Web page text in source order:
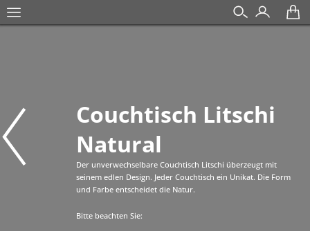
Couchtisch Litschi
Natural
Der unverwechselbare Couchtisch Litschi überzeugt mit
seinem edlen Design. Jeder Couchtisch ein Unikat. Die Form
und Farbe entscheidet die Natur.
Bitte beachten Sie: